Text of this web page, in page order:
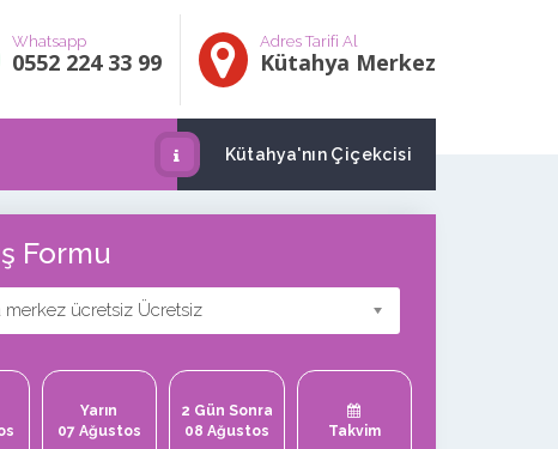
Whatsapp
0552 224 33 99
Adres Tarifi Al
Kütahya Merkez
Kütahya'nın Çiçekcisi
Formu
merkez ücretsiz Ücretsiz
Yarın
07 Ağustos
2 Gün Sonra
08 Ağustos
Takvim